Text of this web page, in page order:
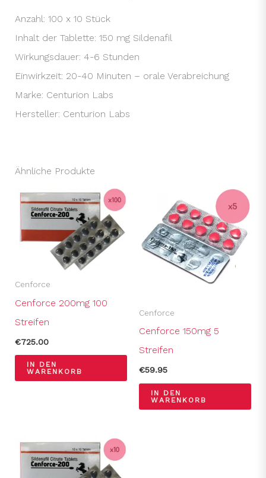
Anzahl: 100 x 10 Stück
Inhalt der Tablette: 150 mg Sildenafil
Wirkungsdauer: 4-6 Stunden
Einwirkzeit: 20-40 Minuten – orale Verabreichung
Marke: Centurion Labs
Hersteller: Centurion Labs
Ähnliche Produkte
Cenforce
Cenforce 200mg 100
Streifen
€725.00
IN DEN
WARENKORB
Cenforce
Cenforce 150mg 5
Streifen
€59.95
IN DEN
WARENKORB